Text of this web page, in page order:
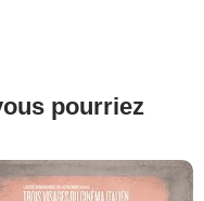
pourriez